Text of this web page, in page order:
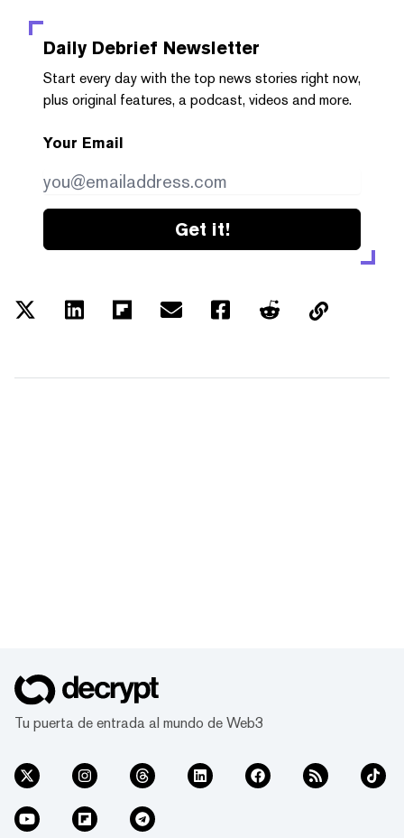
Daily Debrief Newsletter
Start every day with the top news stories right now,
plus original features, a podcast, videos and more.
Your Email
Get it!
Tu puerta de entrada al mundo de Web3